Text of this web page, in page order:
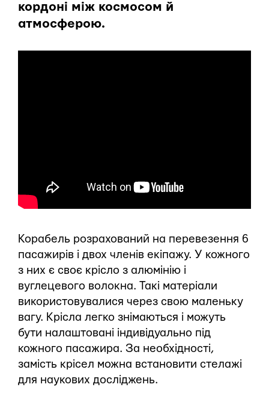
кордоні між космосом й
атмосферою.
Корабель розрахований на перевезення 6
пасажирів і двох членів екіпажу. У кожного
з них є своє крісло з алюмінію і
вуглецевого волокна. Такі матеріали
використовувалися через свою маленьку
вагу. Крісла легко знімаються і можуть
бути налаштовані індивідуально під
кожного пасажира. За необхідності,
замість крісел можна встановити стелажі
для наукових досліджень.